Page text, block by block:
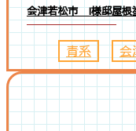
会津若松市 I様邸屋根
青系 会